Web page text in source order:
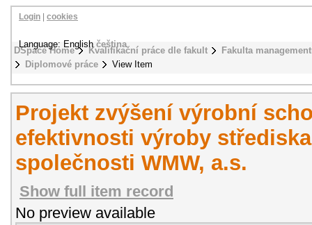
DSpace Home Kvalifikační práce dle fakult
Fakulta
Diplomové práce
View Item
Login cookies
Language: Englishčeština
Projekt zvýšení výrobní
efektivnosti výroby
společnosti WMW, a.s.
Show full item record
No preview available